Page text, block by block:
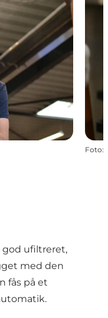
Foto:
god ufiltreret,
med den
fås på et